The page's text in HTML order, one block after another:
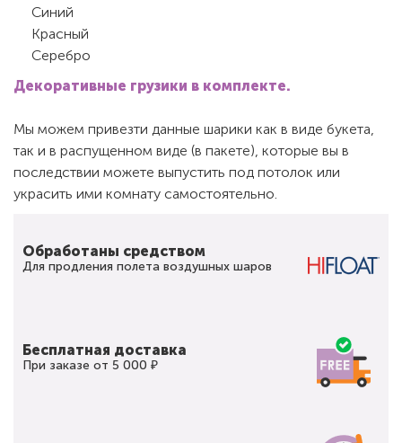
Синий
Красный
Серебро
Декоративные грузики в комплекте.
Мы можем привезти данные шарики как в виде букета,
так и в распущенном виде (в пакете), которые вы в
последствии можете выпустить под потолок или
украсить ими комнату самостоятельно.
Обработаны средством
Для продления полета воздушных шаров
Бесплатная доставка
При заказе от 5 000 ₽